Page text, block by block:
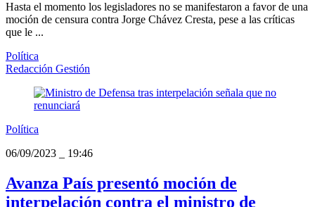
Hasta el momento los legisladores no se manifestaron a favor de una
moción de censura contra Jorge Chávez Cresta, pese a las críticas
que le ...
Política
Redacción Gestión
Política
06/09/2023
19:46
Avanza País presentó moción de
interpelación contra el ministro de